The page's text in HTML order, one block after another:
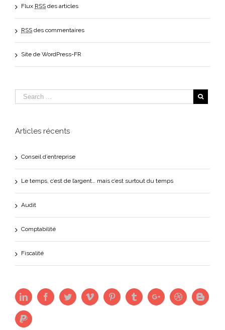
Flux RSS des articles
RSS des commentaires
Site de WordPress-FR
Articles récents
Conseil d’entreprise
Le temps, c’est de l’argent… mais c’est surtout du temps
Audit
Comptabilité
Fiscalité